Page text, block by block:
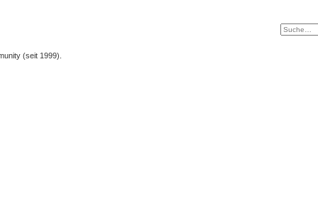
(seit 1999).